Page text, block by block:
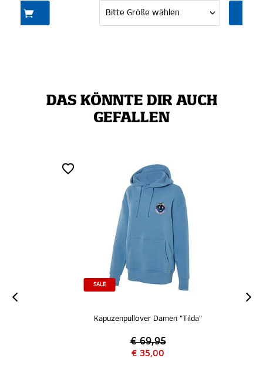
DAS KÖNNTE DIR AUCH
GEFALLEN
Kapuzenpullover Damen "Tilda"
€ 69,95
€ 35,00